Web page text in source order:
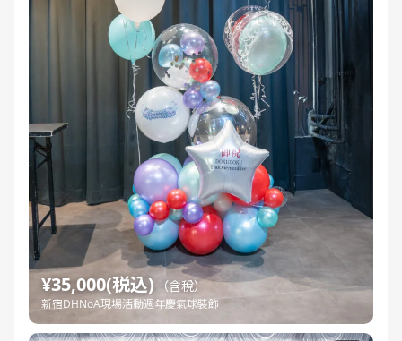
¥35,000(税込) （含稅）
新宿DHNoA現場活動週年慶氣球裝飾